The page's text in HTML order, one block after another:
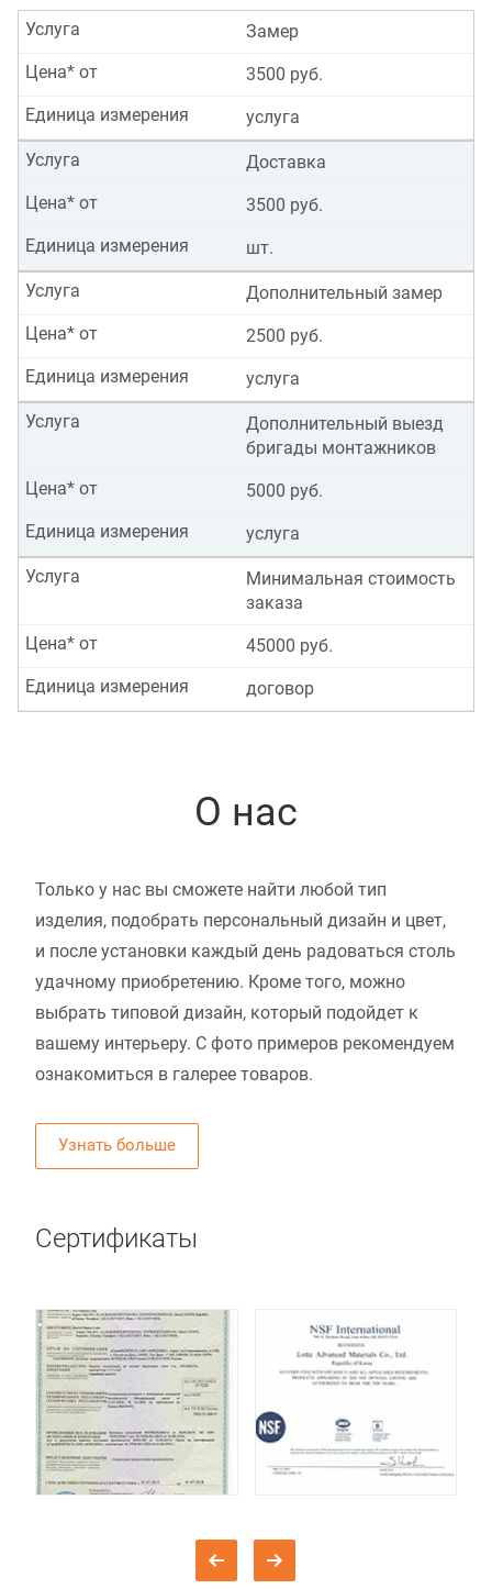
Замер
Услуга
3500 руб.
Цена* от
услуга
Единица измерения
Доставка
Услуга
3500 руб.
Цена* от
шт.
Единица измерения
Дополнительный замер
Услуга
2500 руб.
Цена* от
услуга
Единица измерения
Дополнительный выезд
бригады монтажников
Услуга
5000 руб.
Цена* от
услуга
Единица измерения
Минимальная стоимость
заказа
Услуга
45000 руб.
Цена* от
договор
Единица измерения
О нас
Только у нас вы сможете найти любой тип
изделия, подобрать персональный дизайн и цвет,
и после установки каждый день радоваться столь
удачному приобретению. Кроме того, можно
выбрать типовой дизайн, который подойдет к
вашему интерьеру. С фото примеров рекомендуем
ознакомиться в галерее товаров.
Узнать больше
Сертификаты